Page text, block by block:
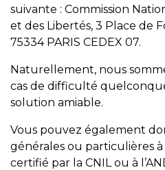
suivante : Commission
et des Libertés, 3 Place de
75334 PARIS CEDEX 07.
Naturellement, nous
cas de difficulté
solution amiable.
Vous pouvez également
générales ou particulières
certifié par la CNIL ou à